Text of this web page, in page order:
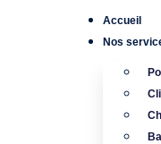
Accueil
Nos